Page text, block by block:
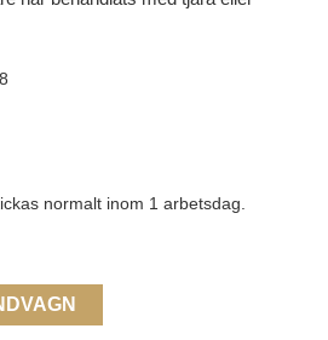
normalt inom 1 arbetsdag.